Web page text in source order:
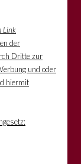
Link
der
Dritte zur
und oder
hiermit